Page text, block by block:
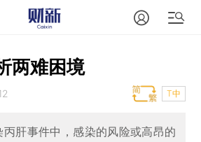
两难困境
T中
肝事件中，感染的风险或高昂的